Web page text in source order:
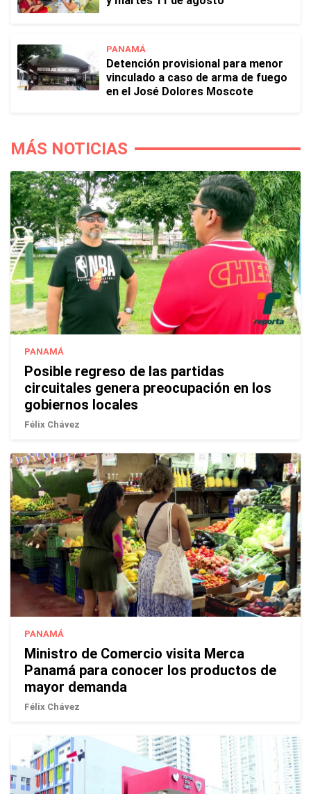
PANAMÁ
Detención provisional para menor
vinculado a caso de arma de fuego
en el José Dolores Moscote
MÁS NOTICIAS
PANAMÁ
Posible regreso de las partidas
circuitales genera preocupación en los
gobiernos locales
Félix Chávez
PANAMÁ
Ministro de Comercio visita Merca
Panamá para conocer los productos de
mayor demanda
Félix Chávez